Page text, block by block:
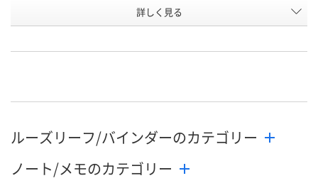
R526353 KU80369
カゴへ カゴへ
詳しく見る
ルーズリーフ/バインダーのカテゴリー
ノート/メモのカテゴリー